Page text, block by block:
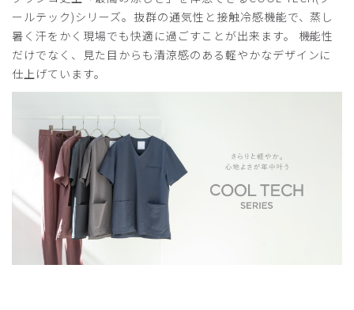
商品：C08メンズ白衣:テーラードジャケットクールテ
ックプルーフ/白/M
役に立った
まー様
購入確認済み
2025-08-15
年齢: 30代 身長: 171-175cm 56-60kg
軽いし皺がつきづらいし着心地いい。
追加で10着注文しそうになった。
ールテック)シリーズ。抜群の通気性と接触冷感機能で、蒸し
暑く汗をかく現場でも快適に過ごすことが出来ます。 機能性
だけでなく、見た目からも清涼感のある軽やかなデザインに
仕上げています。